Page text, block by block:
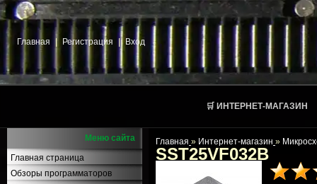
Главная Регистрация | Вход
🛒 ИНТЕРНЕТ-МАГАЗИН
Меню сайта
Главная страница
Обзоры программаторов
Главная » Интернет-магазин »
SST25VF032B